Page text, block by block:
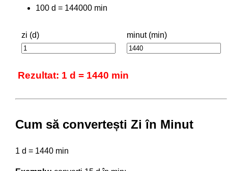
100 d = 144000 min
zi (d) minut (min)
Rezultat: 1 d = 1440 min
Cum să convertești Zi în Minut
1 d = 1440 min